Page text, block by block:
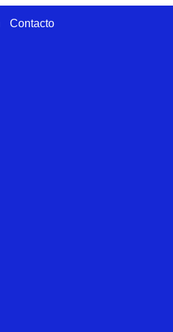
Contacto